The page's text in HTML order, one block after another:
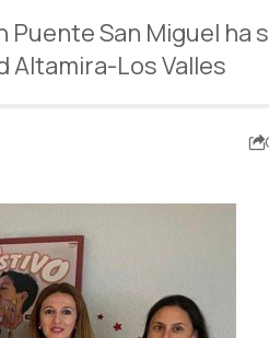
San Miguel
Altamira-Los Valles